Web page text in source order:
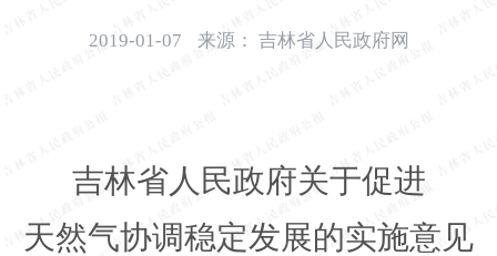
2019-01-07 来源： 吉林省人民政府网
吉林省人民政府关于促进
天然气协调稳定发展的实施意见